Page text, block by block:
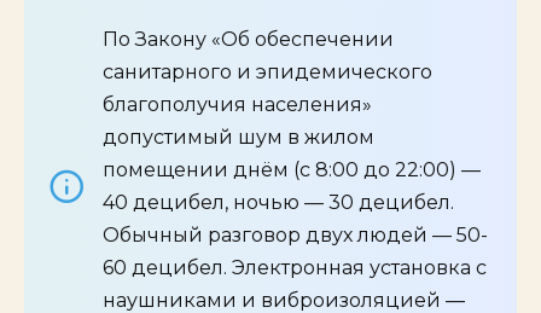
По Закону «Об обеспечении
санитарного и эпидемического
благополучия населения»
допустимый шум в жилом
помещении днём (с 8:00 до 22:00) —
40 децибел, ночью — 30 децибел.
Обычный разговор двух людей — 50-
60 децибел. Электронная установка с
наушниками и виброизоляцией —